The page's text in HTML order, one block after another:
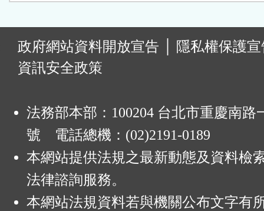
政府網站資料開放宣告
隱私權保護
資訊安全政策
法務部本部：100204 台北市重慶南路
號 電話總機：(02)2191-0189
本網站提供法規之最新動態及資料檢
法律諮詢服務。
本網站法規資料若與機關公布文字有